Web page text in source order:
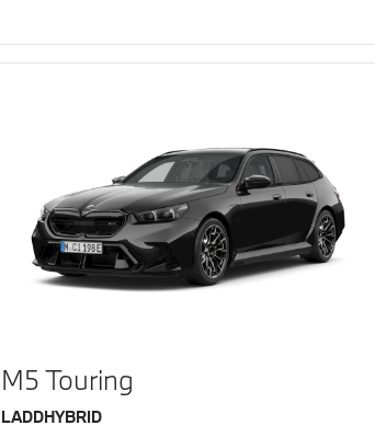
M5 Touring
Bränsle
LADDHYBRID